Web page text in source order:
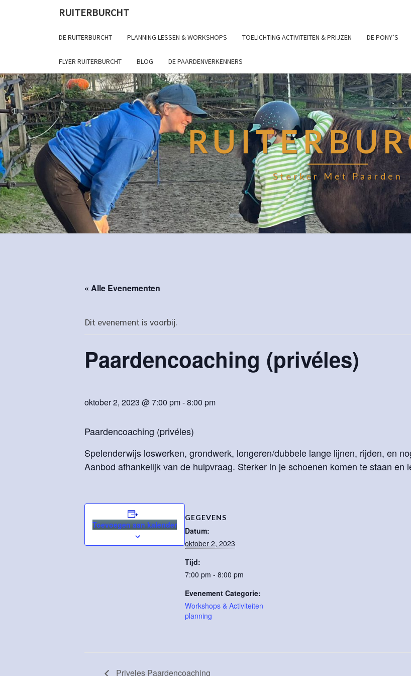
RUITERBURCHT
DE RUITERBURCHT PLANNING LESSEN & WORKSHOPS TOELICHTING ACTIVITEITEN & PRIJZEN DE PONY’S
FLYER RUITERBURCHT BLOG DE PAARDENVERKENNERS
Sterker Met Paarden
« Alle Evenementen
Dit evenement is voorbij.
Paardencoaching (privéles)
oktober 2, 2023 @ 7:00 pm-8:00 pm
Paardencoaching (privéles)
Spelenderwijs loswerken, grondwerk, longeren/dubbele lange lijnen, rijden, en
Aanbod afhankelijk van de hulpvraag. Sterker in je schoenen komen te staan en
Toevoegen aan kalender
GEGEVENS
Datum:
oktober 2, 2023
Tijd:
7:00 pm - 8:00 pm
Evenement Categorie:
Workshops & Activiteiten
planning
Priveles Paardencoaching